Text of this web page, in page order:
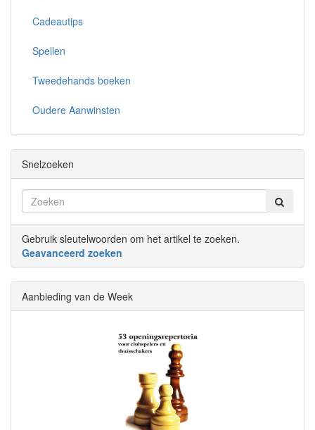
Cadeautips
Spellen
Tweedehands boeken
Oudere Aanwinsten
Snelzoeken
Gebruik sleutelwoorden om het artikel te zoeken.
Geavanceerd zoeken
Aanbieding van de Week